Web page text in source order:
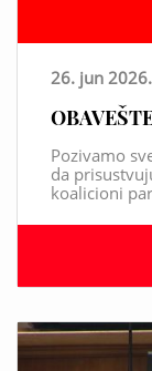
26. jun 2026.
Pozivamo
da
koalicioni